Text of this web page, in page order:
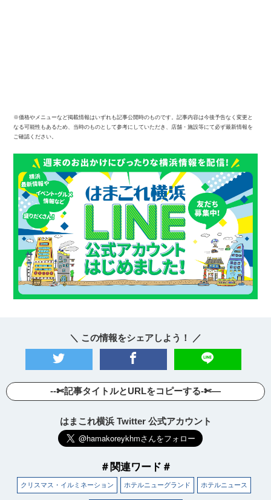
※価格やメニューなど掲載情報はいずれも記事公開時のものです。記事内容は今後予告なく変更と
なる可能性もあるため、当時のものとして参考にしていただき、店舗・施設等にて必ず最新情報を
ご確認ください。
＼ この情報をシェアしよう！ ／
--✄記事タイトルとURLをコピーする-✄—
はまこれ横浜 Twitter 公式アカウント
＃関連ワード＃
クリスマス・イルミネーション ホテルニューグランド ホテルニュース